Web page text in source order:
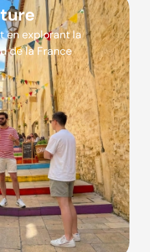
en explorant la
de la France